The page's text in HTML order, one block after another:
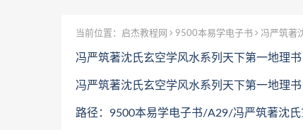
当前位置： 启杰教程网 9500本易学电子书 冯严筑著
冯严筑著沈氏玄空学风水系列天下第一地理
冯严筑著沈氏玄空学风水系列天下第一地理
路径：9500本易学电子书/A29/冯严筑著沈